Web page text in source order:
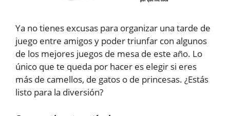
Ya no tienes excusas para organizar una tarde de
juego entre amigos y poder triunfar con algunos
de los mejores juegos de mesa de este año. Lo
único que te queda por hacer es elegir si eres
más de camellos, de gatos o de princesas. ¿Estás
listo para la diversión?